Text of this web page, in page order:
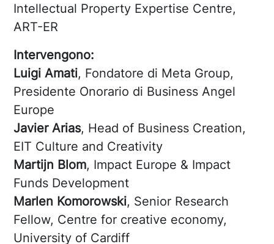
Intellectual Property Expertise Centre,
ART-ER
Intervengono:
Luigi Amati, Fondatore di Meta Group,
Presidente Onorario di Business Angel
Europe
Javier Arias, Head of Business Creation,
EIT Culture and Creativity
Martijn Blom, Impact Europe & Impact
Funds Development
Marlen Komorowski, Senior Research
Fellow, Centre for creative economy,
University of Cardiff